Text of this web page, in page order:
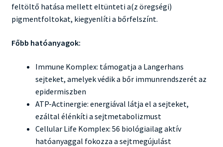
feltöltő hatása mellett eltünteti a(z öregségi)
pigmentfoltokat, kiegyenlíti a bőrfelszínt.
Főbb hatóanyagok:
Immune Komplex: támogatja a Langerhans
sejteket, amelyek védik a bőr immunrendszerét az
epidermiszben
ATP-Actinergie: energiával látja el a sejteket,
ezáltal élénkíti a sejtmetabolizmust
Cellular Life Komplex: 56 biológiailag aktív
hatóanyaggal fokozza a sejtmegújulást